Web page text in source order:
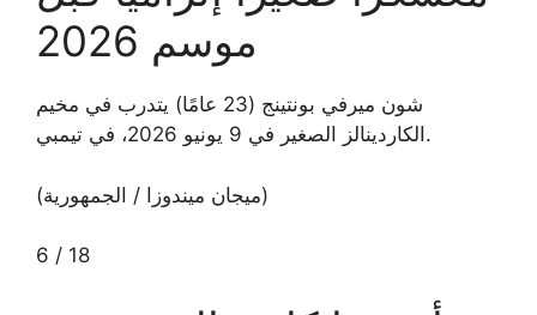
موسم 2026
شون ميرفي بونتينج (23 عامًا) يتدرب في مخيم
الكاردينالز الصغير في 9 يونيو 2026، في تيمبي.
(ميجان ميندوزا / الجمهورية)
6 / 18